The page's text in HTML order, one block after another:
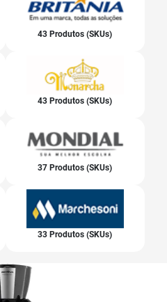
43 Produtos (SKUs)
43 Produtos (SKUs)
37 Produtos (SKUs)
33 Produtos (SKUs)